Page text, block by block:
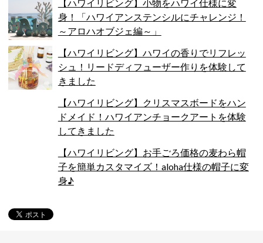
【ハワイリビング】小物をハワイ仕様に変
身！「ハワイアンステンシルにチャレンジ！
～アロハオブジェ編～」
【ハワイリビング】ハワイの香りでリフレッ
シュ！リードディフューザー作りを体験して
きました
【ハワイリビング】クリスマスボードをハン
ドメイド！ハワイアンチョークアートを体験
してきました
【ハワイリビング】お手ごろ価格の麦わら帽
子を簡単カスタマイズ！aloha仕様の帽子に変
身♪